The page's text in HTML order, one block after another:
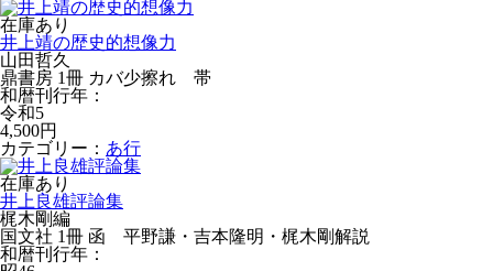
在庫あり
井上靖の歴史的想像力
山田哲久
鼎書房 1冊 カバ少擦れ 帯
和暦刊行年：
令和5
4,500円
カテゴリー： あ行
在庫あり
井上良雄評論集
梶木剛編
国文社 1冊 函 平野謙・吉本隆明・梶木剛解説
和暦刊行年：